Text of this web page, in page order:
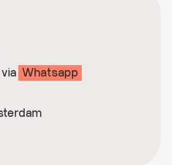
Whatsapp